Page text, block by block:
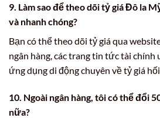
9. Làm sao để theo dõi tỷ giá Đô la
và nhanh chóng?
Bạn có thể theo dõi tỷ giá qua
ngân hàng, các trang tin tức tài chính
ứng dụng di động chuyên về tỷ giá
10. Ngoài ngân hàng, tôi có thể đổi
nữa?